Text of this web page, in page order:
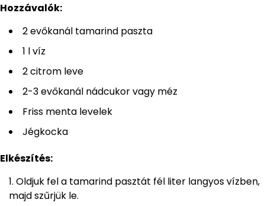
Hozzávalók:
2 evőkanál tamarind paszta
1 l víz
2 citrom leve
2-3 evőkanál nádcukor vagy méz
Friss menta levelek
Jégkocka
Elkészítés:
Oldjuk fel a tamarind pasztát fél liter langyos vízben,
majd szűrjük le.